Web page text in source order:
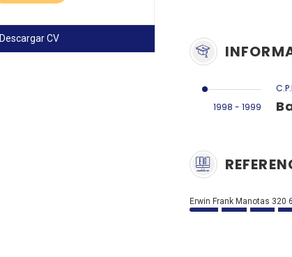
Descargar CV
1998 - 1999
Erwin Frank Manotas 320